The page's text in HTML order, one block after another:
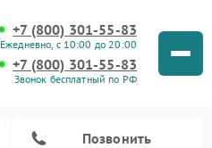
+7 (800) 301-55-83
Ежедневно, с 10:00 до 20:00
+7 (800) 301-55-83
Звонок бесплатный по РФ
Позвонить